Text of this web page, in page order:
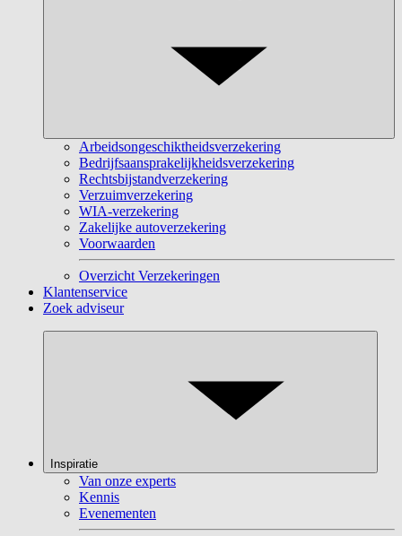
Arbeidsongeschiktheidsverzekering
Bedrijfsaansprakelijkheidsverzekering
Rechtsbijstandverzekering
Verzuimverzekering
WIA-verzekering
Zakelijke autoverzekering
Voorwaarden
Overzicht Verzekeringen
Klantenservice
Zoek adviseur
Inspiratie
Van onze experts
Kennis
Evenementen